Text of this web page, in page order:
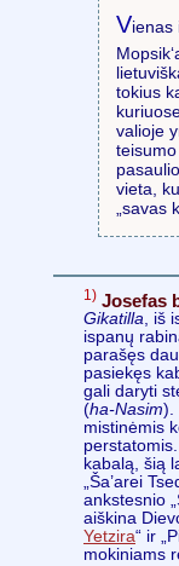
Vienas
tokius
valioje
vieta,
„savas
1) Josefas
Gikatilla, iš
ispanų
parašęs
pasiekęs
gali daryti
(ha-Nasim).
mistinėmis
kabalą, šią
„Ša’arei
ankstesnio
aiškina
Yetzira“ ir
mokiniams